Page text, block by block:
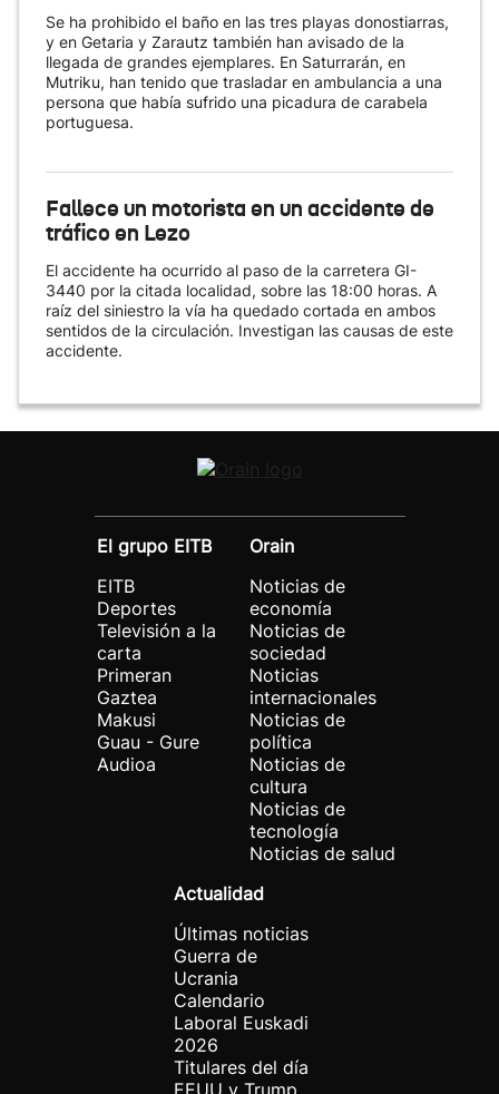
Se ha prohibido el baño en las tres playas donostiarras,
y en Getaria y Zarautz también han avisado de la
llegada de grandes ejemplares. En Saturrarán, en
Mutriku, han tenido que trasladar en ambulancia a una
persona que había sufrido una picadura de carabela
portuguesa.
Fallece un motorista en un accidente de
tráfico en Lezo
El accidente ha ocurrido al paso de la carretera GI-
3440 por la citada localidad, sobre las 18:00 horas. A
raíz del siniestro la vía ha quedado cortada en ambos
sentidos de la circulación. Investigan las causas de este
accidente.
El grupo EITB
EITB
Deportes
Televisión a la
carta
Primeran
Gaztea
Makusi
Guau - Gure
Audioa
Orain
Noticias de
economía
Noticias de
sociedad
Noticias
internacionales
Noticias de
política
Noticias de
cultura
Noticias de
tecnología
Noticias de salud
Actualidad
Últimas noticias
Guerra de
Ucrania
Calendario
Laboral Euskadi
2026
Titulares del día
EEUU y Trump